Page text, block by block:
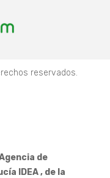
reservados.
de
IDEA , de la